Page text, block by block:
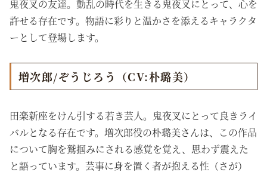
鬼夜叉の友達。動乱の時代を生きる鬼夜叉にとって、心を
許せる存在です。物語に彩りと温かさを添えるキャラクタ
ーとして登場します。
増次郎/ぞうじろう（CV:朴璐美）
田楽新座をけん引する若き芸人。鬼夜叉にとって良きライ
バルとなる存在です。増次郎役の朴璐美さんは、この作品
について胸を鷲掴みにされる感覚を覚え、思わず震えた
と語っています。芸事に身を置く者が抱える性（さが）